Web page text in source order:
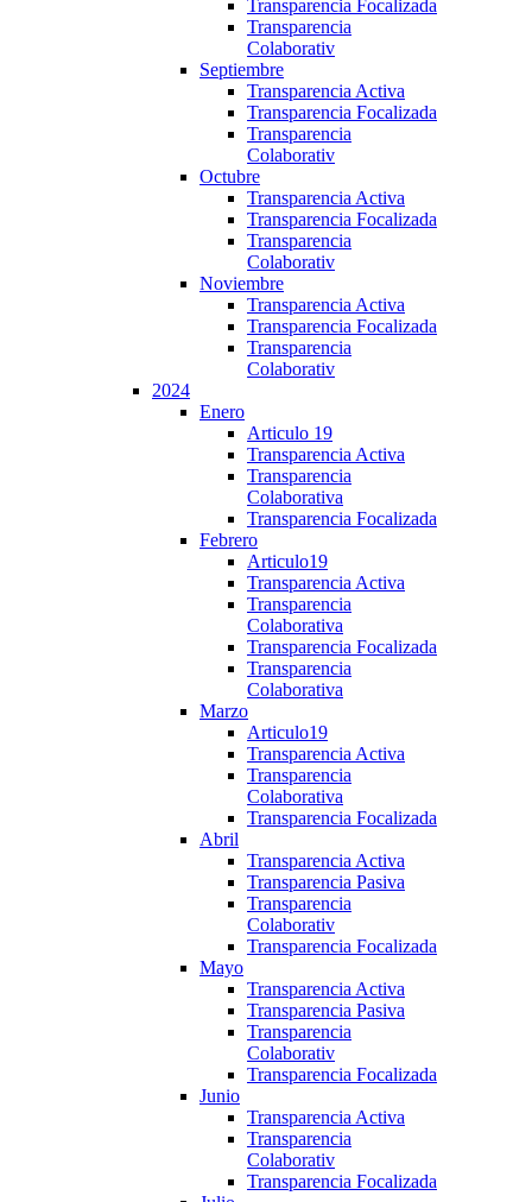
Transparencia Focalizada
Transparencia
Colaborativ
Septiembre
Transparencia Activa
Transparencia Focalizada
Transparencia
Colaborativ
Octubre
Transparencia Activa
Transparencia Focalizada
Transparencia
Colaborativ
Noviembre
Transparencia Activa
Transparencia Focalizada
Transparencia
Colaborativ
2024
Enero
Articulo 19
Transparencia Activa
Transparencia
Colaborativa
Transparencia Focalizada
Febrero
Articulo19
Transparencia Activa
Transparencia
Colaborativa
Transparencia Focalizada
Transparencia
Colaborativa
Marzo
Articulo19
Transparencia Activa
Transparencia
Colaborativa
Transparencia Focalizada
Abril
Transparencia Activa
Transparencia Pasiva
Transparencia
Colaborativ
Transparencia Focalizada
Mayo
Transparencia Activa
Transparencia Pasiva
Transparencia
Colaborativ
Transparencia Focalizada
Junio
Transparencia Activa
Transparencia
Colaborativ
Transparencia Focalizada